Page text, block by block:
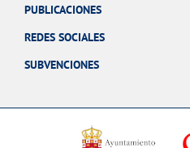
PUBLICACIONES
REDES SOCIALES
SUBVENCIONES